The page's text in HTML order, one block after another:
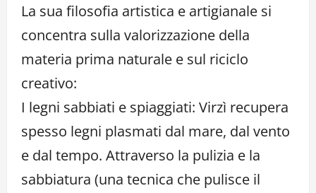
La sua filosofia artistica e artigianale si
concentra sulla valorizzazione della
materia prima naturale e sul riciclo
creativo:
I legni sabbiati e spiaggiati: Virzì recupera
spesso legni plasmati dal mare, dal vento
e dal tempo. Attraverso la pulizia e la
sabbiatura (una tecnica che pulisce il